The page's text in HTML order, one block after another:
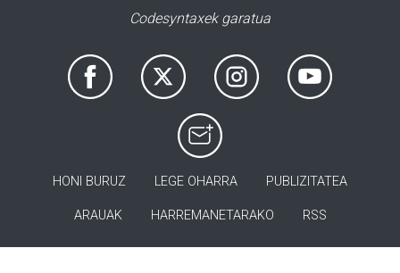
Codesyntaxek garatua
HONI BURUZ LEGE OHARRA PUBLIZITATEA
ARAUAK HARREMANETARAKO RSS